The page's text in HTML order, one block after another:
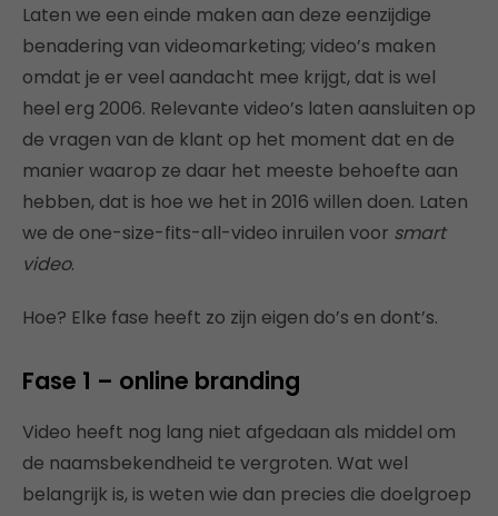
Laten we een einde maken aan deze eenzijdige
benadering van videomarketing; video’s maken
omdat je er veel aandacht mee krijgt, dat is wel
heel erg 2006. Relevante video’s laten aansluiten op
de vragen van de klant op het moment dat en de
manier waarop ze daar het meeste behoefte aan
hebben, dat is hoe we het in 2016 willen doen. Laten
we de one-size-fits-all-video inruilen voor smart
video.
Hoe? Elke fase heeft zo zijn eigen do’s en dont’s.
Fase 1 – online branding
Video heeft nog lang niet afgedaan als middel om
de naamsbekendheid te vergroten. Wat wel
belangrijk is, is weten wie dan precies die doelgroep